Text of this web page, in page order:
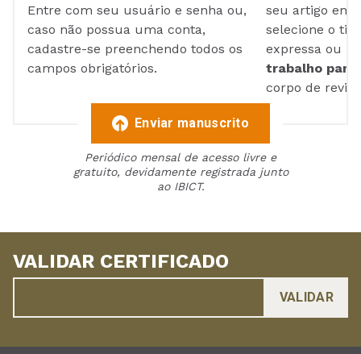
Entre com seu usuário e senha ou,
caso não possua uma conta,
cadastre-se preenchendo todos os
campos obrigatórios.
seu artigo em
selecione o
expressa ou
trabalho para
corpo de
Enviar manuscrito
Periódico mensal de acesso livre e
gratuito, devidamente registrada junto
ao IBICT.
VALIDAR CERTIFICADO